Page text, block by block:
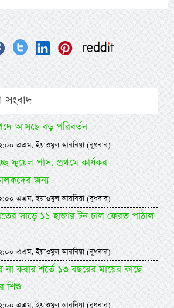
পদে আসছে বড় পরিবর্তন
এএম, ইয়াওমুল আরবিয়া (বুধবার)
ফুয়েল পাস, প্রথমে কার্যকর
জন্য
এএম, ইয়াওমুল আরবিয়া (বুধবার)
সাড়ে ১১ হাজার টন চাল ফেরত পাঠাল
এএম, ইয়াওমুল আরবিয়া (বুধবার)
না করার শর্তে ১৩ বছরের মায়ের কাছে
শিশু
এএম, ইয়াওমুল আরবিয়া (বুধবার)